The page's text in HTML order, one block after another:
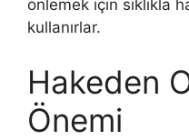
önlemek için sıklıkla
kullanırlar.
Hakeden
Önemi